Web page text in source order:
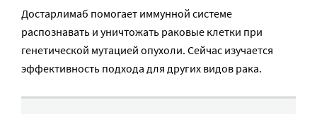
Достарлимаб помогает иммунной системе
распознавать и уничтожать раковые клетки при
генетической мутацией опухоли. Сейчас изучается
эффективность подхода для других видов рака.